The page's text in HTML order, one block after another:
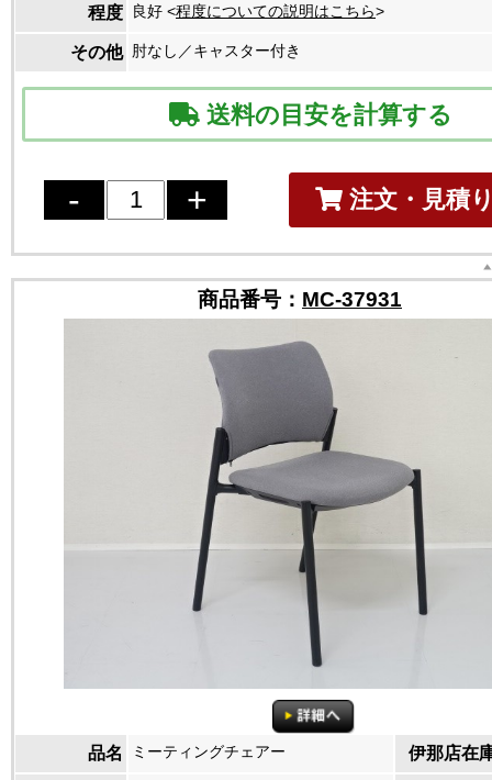
程度 良好 <程度についての説明はこちら>
その他 肘なし／キャスター付き
送料の目安を計算する
注文・見積
商品番号： MC-37931
品名 ミーティングチェアー 伊那店在